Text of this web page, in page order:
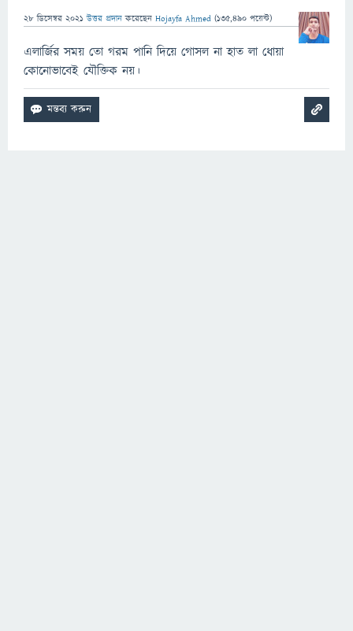
28 ডিসেম্বর 2021 উত্তর প্রদান করেছেন Hojayfa Ahmed (135,490 পয়েন্ট)
এলার্জির সময় তো গরম পানি দিয়ে গোসল না হাত লা ধোয়া
কোনোভাবেই যৌক্তিক নয়।